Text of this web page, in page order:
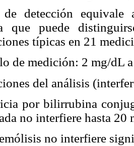
detección equivale
que puede
típicas en 21
de medición: 2 mg/dL
del análisis
por bilirrubina
no interfiere hasta 20
no interfiere